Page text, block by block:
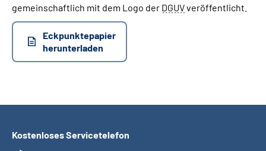
gemeinschaftlich mit dem Logo der DGUVveröffentlicht.
Eckpunktepapier
herunterladen
Kostenloses Servicetelefon